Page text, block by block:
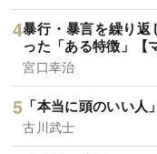
暴行・暴言を繰り
った「ある特徴」【
宮口幸治
「本当に頭のいい
古川武士